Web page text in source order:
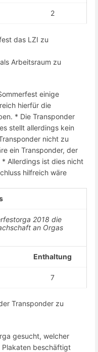
2
das LZI zu
Arbeitsraum zu
einige
hierfür die
* Die Transponder
stellt allerdings kein
nicht zu
ein Transponder, der
Allerdings ist dies nicht
hilfreich wäre
2018 die
an Orgas
Enthaltung
7
Transponder zu
gesucht, welcher
Plakaten beschäftigt